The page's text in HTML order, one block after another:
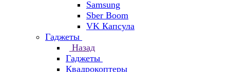
Samsung
Sber Boom
VK Капсула
Гаджеты
Назад
Гаджеты
Квадрокоптеры